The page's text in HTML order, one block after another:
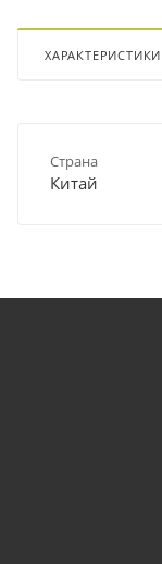
ХАРАКТЕРИСТИКИ
Страна
Китай